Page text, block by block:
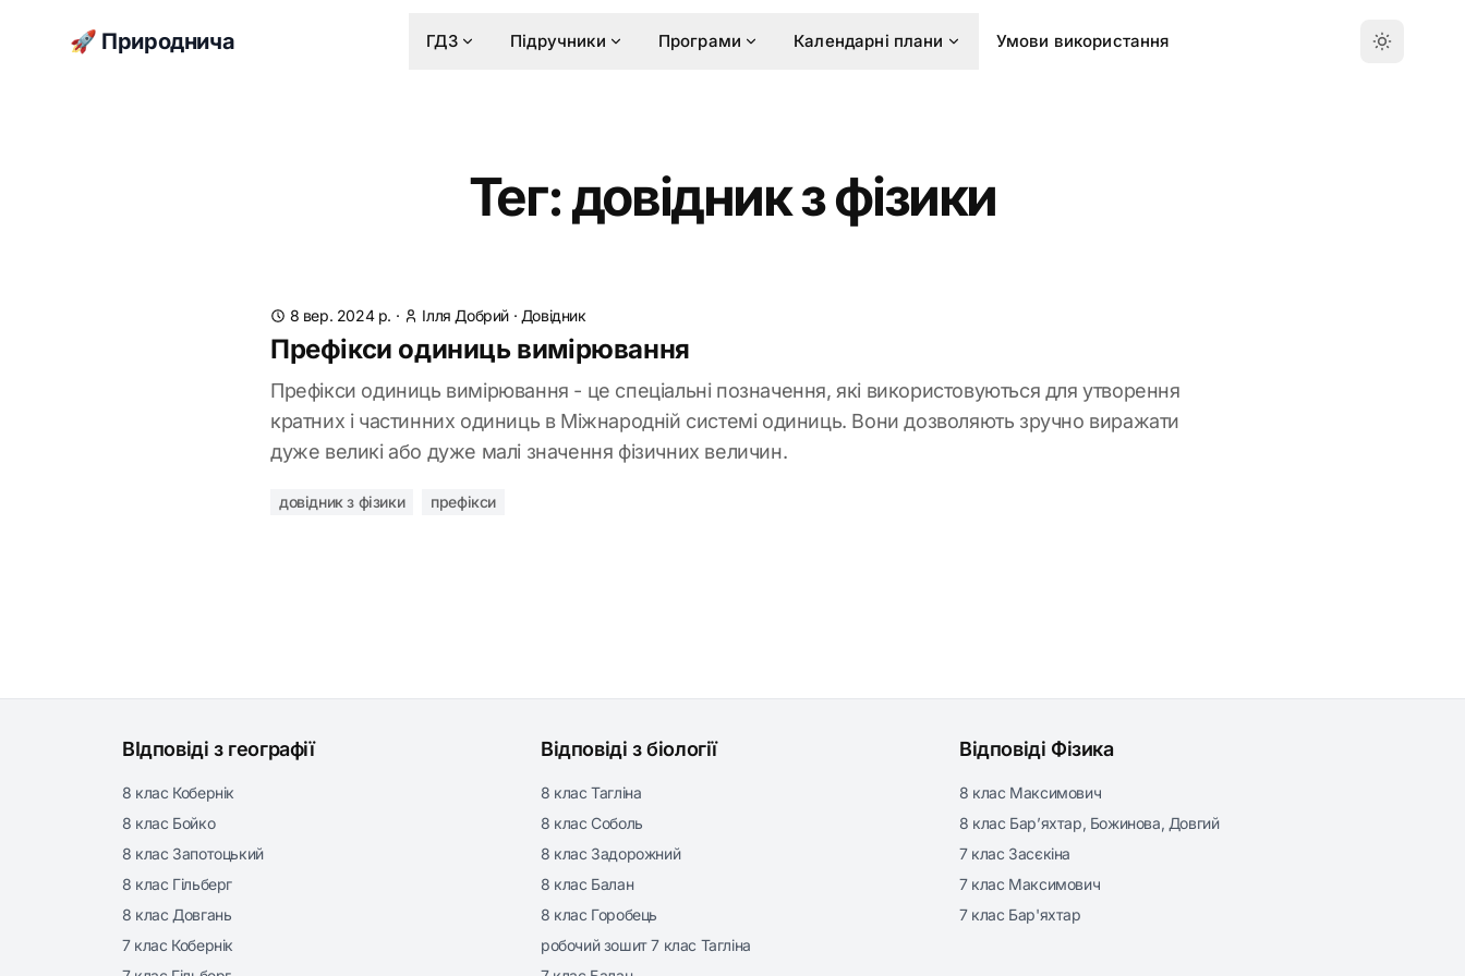
🚀 Природнича ГДЗ Підручники Програми Календарні плани Умови використання
Тег: довідник з фізики
8 вер. 2024 р. · Ілля Добрий · Довідник
Префікси одиниць вимірювання
Префікси одиниць вимірювання - це спеціальні позначення, які використовуються для утворення
кратних і частинних одиниць в Міжнародній системі одиниць. Вони дозволяють зручно виражати
дуже великі або дуже малі значення фізичних величин.
довідник з фізики префікси
ВІдповіді з географії
8 клас Кобернік
8 клас Бойко
8 клас Запотоцький
8 клас Гільберг
8 клас Довгань
7 клас Кобернік
Відповіді з біології
8 клас Тагліна
8 клас Соболь
8 клас Задорожний
8 клас Балан
8 клас Горобець
робочий зошит 7 клас Тагліна
Відповіді Фізика
8 клас Максимович
8 клас Бар’яхтар, Божинова, Довгий
7 клас Засєкіна
7 клас Максимович
7 клас Бар'яхтар